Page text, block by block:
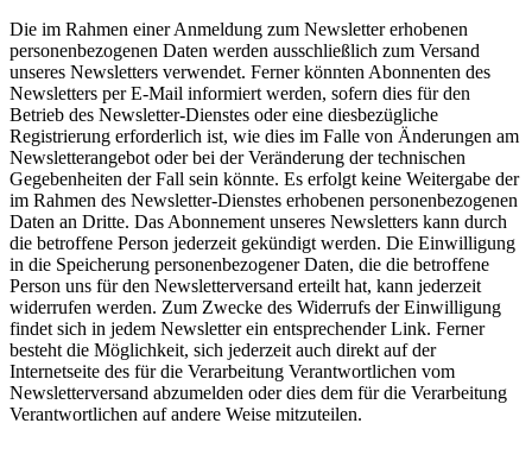
Die im Rahmen einer Anmeldung zum Newsletter erhobenen
personenbezogenen Daten werden ausschließlich zum Versand
unseres Newsletters verwendet. Ferner könnten Abonnenten des
Newsletters per E-Mail informiert werden, sofern dies für den
Betrieb des Newsletter-Dienstes oder eine diesbezügliche
Registrierung erforderlich ist, wie dies im Falle von Änderungen am
Newsletterangebot oder bei der Veränderung der technischen
Gegebenheiten der Fall sein könnte. Es erfolgt keine Weitergabe der
im Rahmen des Newsletter-Dienstes erhobenen personenbezogenen
Daten an Dritte. Das Abonnement unseres Newsletters kann durch
die betroffene Person jederzeit gekündigt werden. Die Einwilligung
in die Speicherung personenbezogener Daten, die die betroffene
Person uns für den Newsletterversand erteilt hat, kann jederzeit
widerrufen werden. Zum Zwecke des Widerrufs der Einwilligung
findet sich in jedem Newsletter ein entsprechender Link. Ferner
besteht die Möglichkeit, sich jederzeit auch direkt auf der
Internetseite des für die Verarbeitung Verantwortlichen vom
Newsletterversand abzumelden oder dies dem für die Verarbeitung
Verantwortlichen auf andere Weise mitzuteilen.